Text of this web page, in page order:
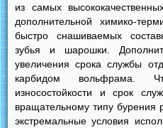
из самых
дополнительной химико-
быстро снашиваемых
зубья и шарошки.
увеличения срока службы
карбидом вольфрама.
износостойкости и срок
вращательному типу бурения
экстремальные условия